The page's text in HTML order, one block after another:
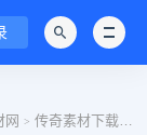
网 > 传奇素材下载